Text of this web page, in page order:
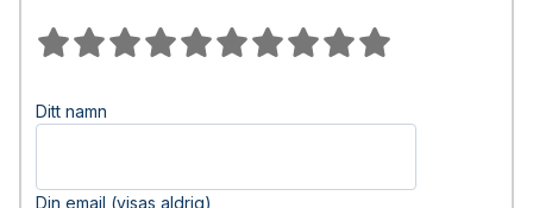
Ditt namn
Din email (visas aldrig)